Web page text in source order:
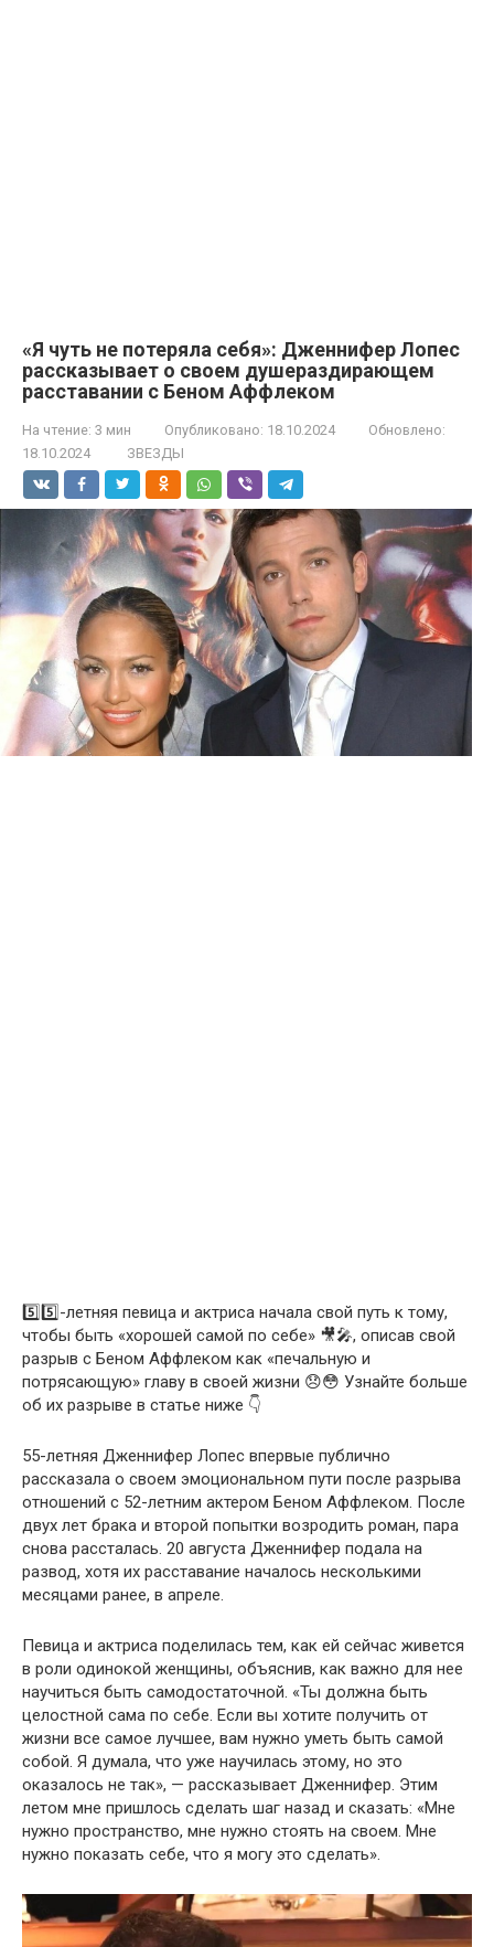
«Я чуть не потеряла себя»: Дженнифер Лопес
рассказывает о своем душераздирающем
расставании с Беном Аффлеком
На чтение: 3 мин Опубликовано: 18.10.2024
Обновлено:
18.10.2024
ЗВЕЗДЫ
5️⃣5️⃣-летняя певица и актриса начала свой путь к тому,
чтобы быть «хорошей самой по себе» 🎥🎤, описав свой
разрыв с Беном Аффлеком как «печальную и
потрясающую» главу в своей жизни 😞😳 Узнайте больше
об их разрыве в статье ниже 👇
55-летняя Дженнифер Лопес впервые публично
рассказала о своем эмоциональном пути после разрыва
отношений с 52-летним актером Беном Аффлеком. После
двух лет брака и второй попытки возродить роман, пара
снова рассталась. 20 августа Дженнифер подала на
развод, хотя их расставание началось несколькими
месяцами ранее, в апреле.
Певица и актриса поделилась тем, как ей сейчас живется
в роли одинокой женщины, объяснив, как важно для нее
научиться быть самодостаточной. «Ты должна быть
целостной сама по себе. Если вы хотите получить от
жизни все самое лучшее, вам нужно уметь быть самой
собой. Я думала, что уже научилась этому, но это
оказалось не так», — рассказывает Дженнифер. Этим
летом мне пришлось сделать шаг назад и сказать: «Мне
нужно пространство, мне нужно стоять на своем. Мне
нужно показать себе, что я могу это сделать».